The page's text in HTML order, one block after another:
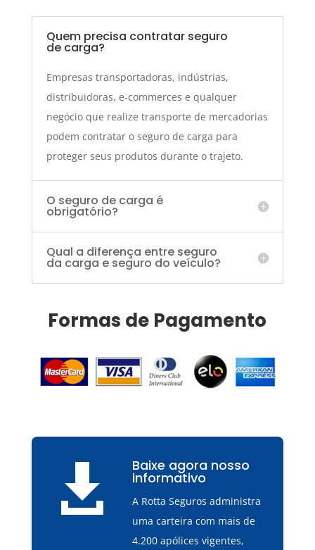
Quem precisa contratar seguro
de carga?
Empresas transportadoras, indústrias,
distribuidoras, e-commerces e qualquer
negócio que realize transporte de mercadorias
podem contratar o seguro de carga para
proteger seus produtos durante o trajeto.
O seguro de carga é
obrigatório?
Qual a diferença entre seguro
da carga e seguro do veículo?
Formas de Pagamento
 Baixe agora nosso
informativo
A Rotta Seguros administra
uma carteira com mais de
4.200 apólices vigentes,